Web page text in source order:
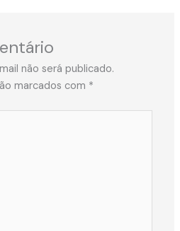
não será publicado.
marcados com *